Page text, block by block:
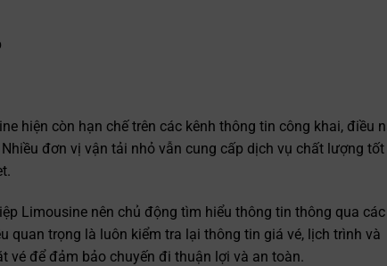
hiện còn hạn chế trên các kênh thông tin công khai, điều
đơn vị vận tải nhỏ vẫn cung cấp dịch vụ chất lượng tốt
Limousine nên chủ động tìm hiểu thông tin thông qua các
quan trọng là luôn kiểm tra lại thông tin giá vé, lịch trình và
vé để đảm bảo chuyến đi thuận lợi và an toàn.